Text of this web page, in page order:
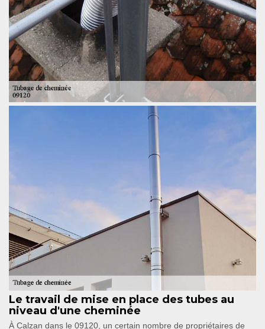
Le travail de mise en place des tubes au
niveau d'une cheminée
À Calzan dans le 09120, un certain nombre de propriétaires de